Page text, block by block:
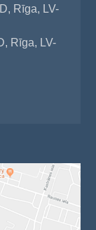
Rīga, LV-
Rīga, LV-